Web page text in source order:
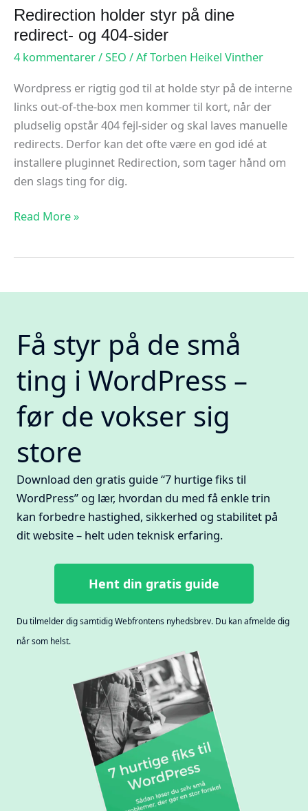
Redirection holder styr på dine
redirect- og 404-sider
4 kommentarer/SEO / AfTorben Heikel Vinther
Wordpress er rigtig god til at holde styr på de interne
links out-of-the-box men kommer til kort, når der
pludselig opstår 404 fejl-sider og skal laves manuelle
redirects. Derfor kan det ofte være en god idé at
installere pluginnet Redirection, som tager hånd om
den slags ting for dig.
Redirection
dine
404-
Read More »
Få styr på de små
ting i WordPress –
før de vokser sig
store
Download den gratis guide “7 hurtige fiks til
WordPress” og lær, hvordan du med få enkle trin
kan forbedre hastighed, sikkerhed og stabilitet på
dit website – helt uden teknisk erfaring.
Hent din gratis guide
Du tilmelder dig samtidig Webfrontens nyhedsbrev. Du kan afmelde dig
når som helst.